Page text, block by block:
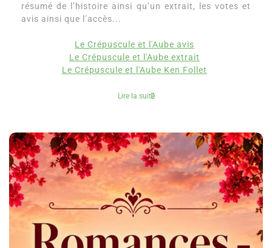
résumé de l’histoire ainsi qu’un extrait, les votes et
avis ainsi que l’accès...
Le Crépuscule et l'Aube avis
Le Crépuscule et l'Aube extrait
Le Crépuscule et l'Aube Ken Follet
Lire la suite